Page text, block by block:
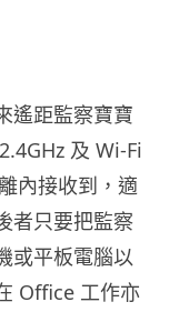
遙距監察寶寶
及 Wi-Fi
內接收到，適
者只要把監察
或平板電腦以
Office 工作亦